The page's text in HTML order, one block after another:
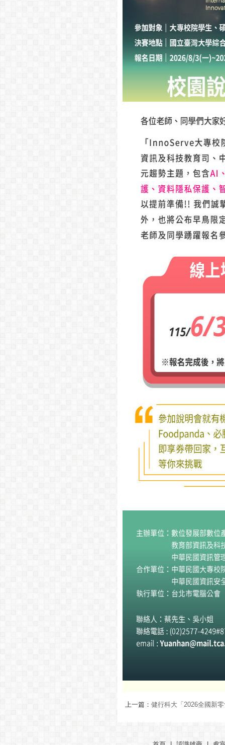
上一篇： 健行科大「2026全國新